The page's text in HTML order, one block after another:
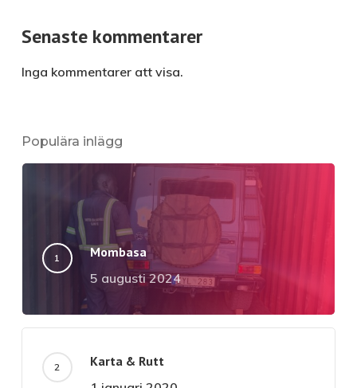
Senaste kommentarer
Inga kommentarer att visa.
Populära inlägg
Mombasa
5 augusti 2024
Karta & Rutt